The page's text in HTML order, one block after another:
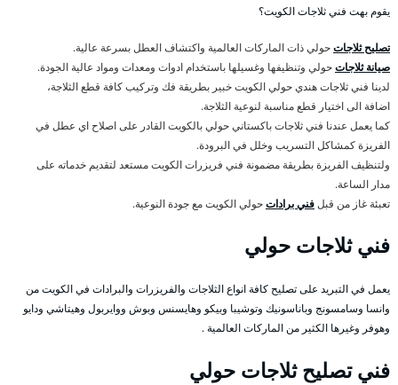
يقوم بهت فني ثلاجات الكويت؟
تصليح ثلاجاتحولي ذات الماركات العالمية واكتشاف العطل بسرعة عالية.
صيانة ثلاجاتحولي وتنظيفها وغسيلها باستخدام ادوات ومعدات ومواد عالية الجودة.
لدينا فني ثلاجات هندي حولي الكويت خبير بطريقة فك وتركيب كافة قطع الثلاجة،
اضافة الى اختيار قطع مناسبة لنوعية الثلاجة.
كما يعمل عندنا فني ثلاجات باكستاني حولي بالكويت القادر على اصلاح اي عطل في
الفريزة كمشاكل التسريب وخلل في البرودة.
ولتنظيف الفريزة بطريقة مضمونة فني فريزرات الكويت مستعد لتقديم خدماته على
مدار الساعة.
تعبئة غاز من قبلفني براداتحولي الكويت مع جودة النوعية.
فني ثلاجات حولي
يعمل في التبريد على تصليح كافة انواع الثلاجات والفريزرات والبرادات في الكويت من
وانسا وسامسونج وباناسونيك وتوشيبا وبيكو وهايسنس وبوش ووايربول وهيتاشي ودايو
وهوفر وغيرها الكثير من الماركات العالمية .
فني تصليح ثلاجات حولي